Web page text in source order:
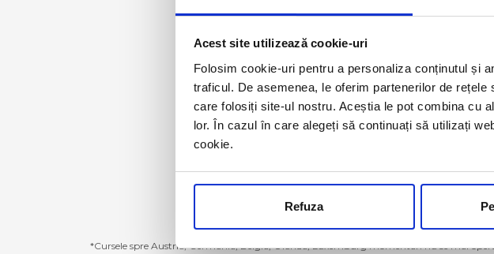
Acest site utilizează cookie-uri
Folosim cookie-uri pentru a personaliza conținutul și
traficul. De asemenea, le oferim partenerilor de
care folosiți site-ul nostru. Aceștia le pot combina cu
lor. În cazul în care alegeți să continuați să utilizați
cookie.
Refuza
*Cursele spre Austria, Germania, Belgia, Olanda, Luxemburg momentan nu se mai